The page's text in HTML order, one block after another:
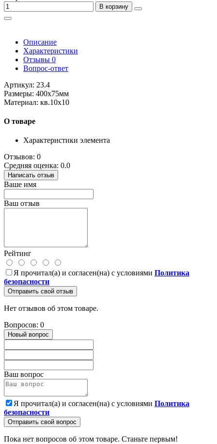
В корзину
Описание
Характеристики
Отзывы 0
Вопрос-ответ
Артикул: 23.4
Размеры: 400х75мм
Материал: кв.10х10
О товаре
Характеристики элемента
Отзывов: 0
Средняя оценка: 0.0
Написать отзыв
Ваше имя
Ваш отзыв
Рейтинг
Я прочитал(а) и согласен(на) с условиями Политика
безопасности
Отправить свой отзыв
Нет отзывов об этом товаре.
Вопросов: 0
Новый вопрос
Ваш вопрос
Я прочитал(а) и согласен(на) с условиями Политика
безопасности
Отправить свой вопрос
Пока нет вопросов об этом товаре. Станьте первым!